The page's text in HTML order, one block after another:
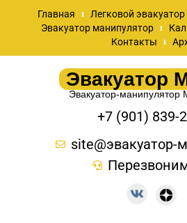
Главная Легковой эвакуатор
Эвакуатор манипулятор
Контакты
Эвакуатор
Эвакуатор-
+7 (901) 839-
site@эвакуатор-